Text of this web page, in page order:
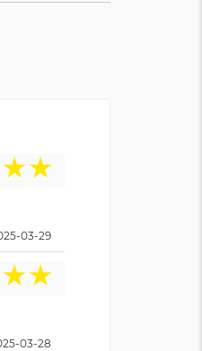
★★
03-29
★★
03-28